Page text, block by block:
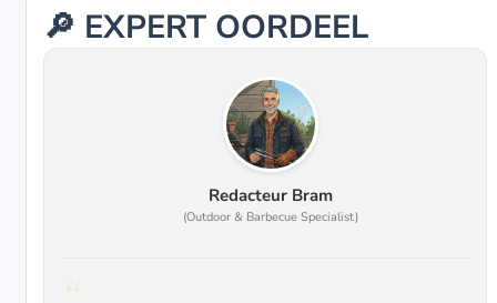
🔎 EXPERT OORDEEL
Redacteur Bram
(Outdoor & Barbecue Specialist)